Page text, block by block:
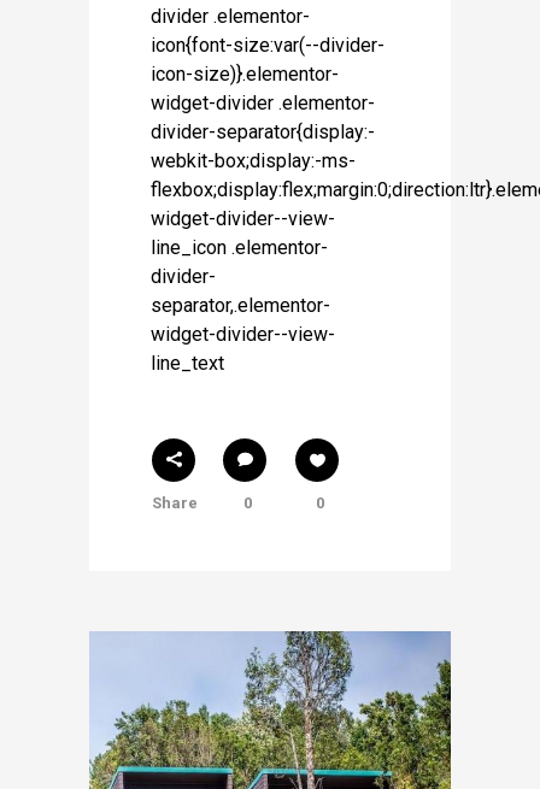
divider .elementor-
icon{font-size:var(--divider-
icon-size)}.elementor-
widget-divider .elementor-
divider-separator{display:-
webkit-box;display:-ms-
widget-divider--view-
line_icon .elementor-
divider-
separator,.elementor-
widget-divider--view-
line_text
Share 0 0